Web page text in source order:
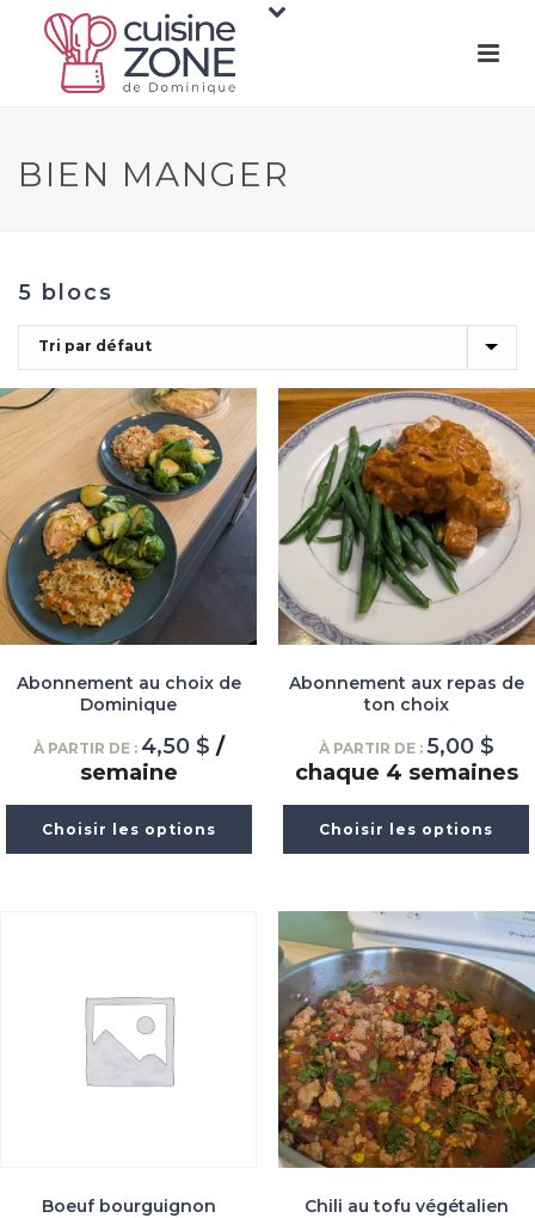
BIEN MANGER
5 blocs
Abonnement au choix de
Dominique
À PARTIR DE : 4,50 $ /
semaine
Choisir les options
Abonnement aux repas de
ton choix
À PARTIR DE : 5,00 $
chaque 4 semaines
Choisir les options
Boeuf bourguignon Chili au tofu végétalien